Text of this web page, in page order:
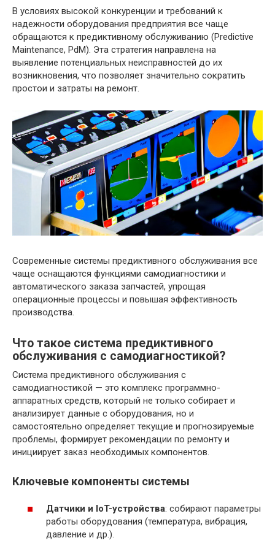
В условиях высокой конкуренции и требований к
надежности оборудования предприятия все чаще
обращаются к предиктивному обслуживанию (Predictive
Maintenance, PdM). Эта стратегия направлена на
выявление потенциальных неисправностей до их
возникновения, что позволяет значительно сократить
простои и затраты на ремонт.
Современные системы предиктивного обслуживания все
чаще оснащаются функциями самодиагностики и
автоматического заказа запчастей, упрощая
операционные процессы и повышая эффективность
производства.
Что такое система предиктивного
обслуживания с самодиагностикой?
Система предиктивного обслуживания с
самодиагностикой — это комплекс программно-
аппаратных средств, который не только собирает и
анализирует данные с оборудования, но и
самостоятельно определяет текущие и прогнозируемые
проблемы, формирует рекомендации по ремонту и
инициирует заказ необходимых компонентов.
Ключевые компоненты системы
Датчики и IoT-устройства: собирают параметры
работы оборудования (температура, вибрация,
давление и др.).